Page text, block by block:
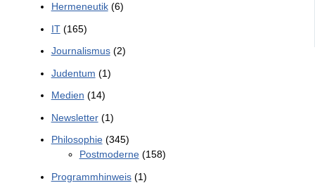
Hermeneutik(6)
IT(165)
Journalismus(2)
Judentum (1)
Medien (14)
Newsletter(1)
Philosophie(345)
Postmoderne(158)
Programmhinweis(1)